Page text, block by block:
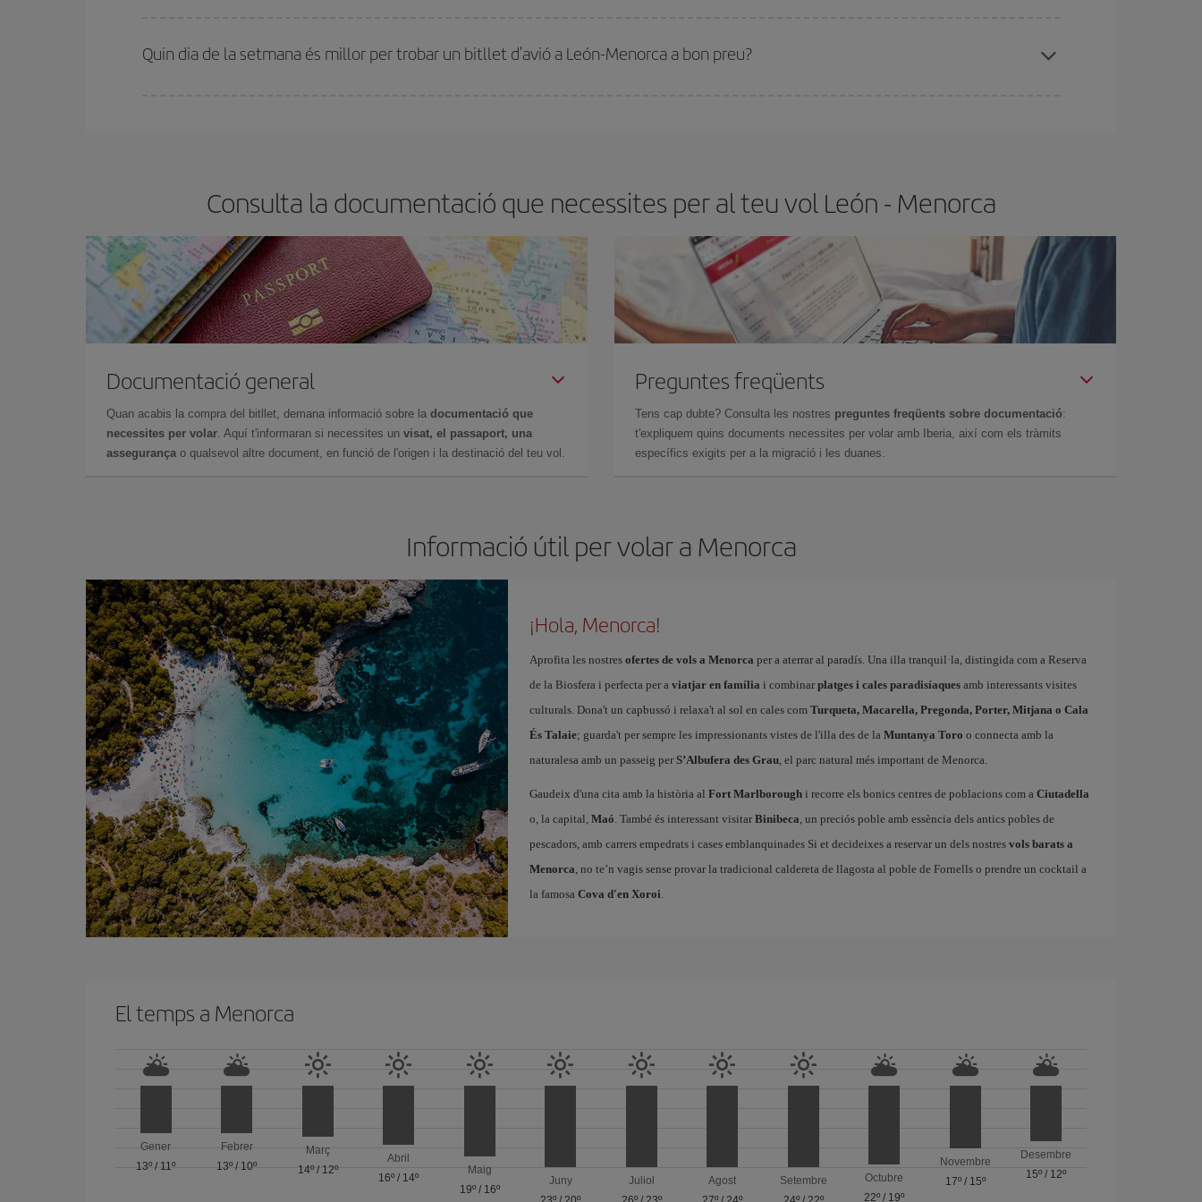
Quin dia de la setmana és millor per trobar un bitllet d'avió a León-Menorca a bon preu?
Consulta la documentació que necessites per al teu vol León - Menorca
Documentació general
Quan acabis la compra del bitllet, demana informació sobre la documentació que
necessites per volar. Aquí t'informaran si necessites un visat, el passaport, una
assegurança o qualsevol altre document, en funció de l'origen i la destinació del teu vol.
Preguntes freqüents
Tens cap dubte? Consulta les nostres preguntes freqüents sobre documentació:
t'expliquem quins documents necessites per volar amb Iberia, així com els tràmits
específics exigits per a la migració i les duanes.
Informació útil per volar a Menorca
¡Hola, Menorca!
Aprofita les nostres ofertes de vols a Menorca per a aterrar al paradís. Una illa tranquil·la, distingida com a Reserva
de la Biosfera i perfecta per a viatjar en família i combinar platges i cales paradisíaquesamb interessants visites
culturals. Dona't un capbussó i relaxa't al sol en cales com Turqueta, Macarella, Pregonda, Porter, Mitjana o Cala
És Talaie; guarda't per sempre les impressionants vistes de l'illa des de la Muntanya Toro o connecta amb la
naturalesa amb un passeig per S’Albufera des Grau, el parc natural més important de Menorca.
Gaudeix d'una cita amb la història al Fort Marlboroughi recorre els bonics centres de poblacions com a Ciutadella
o, la capital, Maó. També és interessant visitar Binibeca, un preciós poble amb essència dels antics pobles de
pescadors, amb carrers empedrats i cases emblanquinades Si et decideixes a reservar un dels nostres vols barats a
Menorca, no te’n vagis sense provar la tradicional caldereta de llagosta al poble de Fornells o prendre un cocktail a
la famosa Cova d'en Xoroi.
El temps a Menorca
Gener
13º / 11º
Febrer
13º / 10º
Març
14º/ 12º
Abril
16º / 14º
Maig
19º/ 16º
Juny
Juliol
Agost
Setembre
Octubre
22º / 19º
Novembre
17º/ 15º
Desembre
15º / 12º